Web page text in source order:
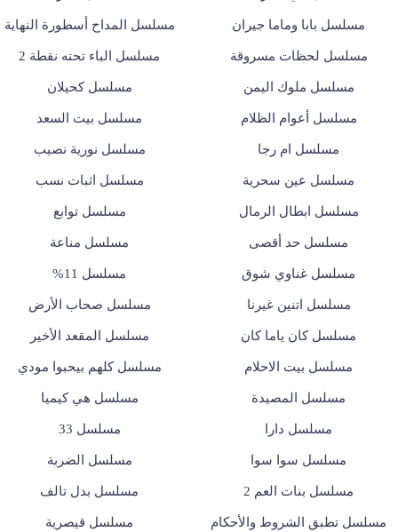
مسلسل بابا وماما جيران مسلسل المداح أسطورة النهاية
مسلسل لحظات مسروقة مسلسل الباء تحته نقطة 2
مسلسل ملوك اليمن مسلسل كحيلان
مسلسل أعوام الظلام مسلسل بيت السعد
مسلسل ام رجا مسلسل نورية نصيب
مسلسل عين سحرية مسلسل اثبات نسب
مسلسل ابطال الرمال مسلسل توابع
مسلسل حد أقصى مسلسل مناعة
مسلسل غناوي شوق مسلسل 11%
مسلسل اتنين غيرنا مسلسل صحاب الأرض
مسلسل كان ياما كان مسلسل المقعد الأخير
مسلسل بيت الاحلام مسلسل كلهم بيحبوا مودي
مسلسل المصيدة مسلسل هي كيميا
مسلسل دارا مسلسل 33
مسلسل سوا سوا مسلسل الضربة
مسلسل بنات العم 2 مسلسل بدل تالف
مسلسل تطبق الشروط والأحكام مسلسل قيصرية